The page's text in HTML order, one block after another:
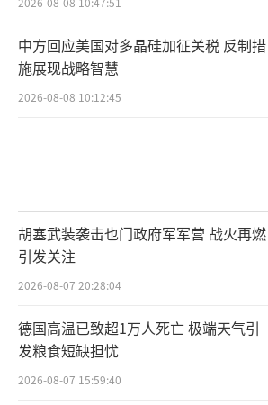
中方回应美国对多晶硅加征关税 反制措
施展现战略智慧
2026-08-08 10:12:45
胡塞武装袭击也门政府军军营 战火再燃
引发关注
2026-08-07 20:28:04
德国高温已致超1万人死亡 极端天气引
发粮食短缺担忧
2026-08-07 15:59:40